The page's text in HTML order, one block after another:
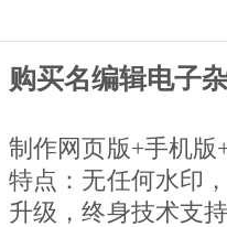
购买名编辑电子
制作网页版+手机版
特点：无任何水印
升级，终身技术支